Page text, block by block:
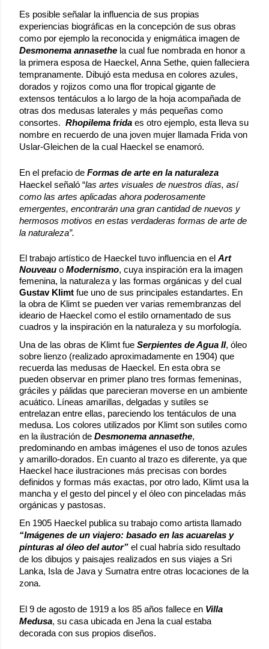
Es posible señalar la influencia de sus propias
experiencias biográficas en la concepción de sus obras
Desmonema annasethe la cual fue nombrada en honor a
la primera esposa de Haeckel, Anna Sethe, quien falleciera
tempranamente. Dibujó esta medusa en colores azules,
dorados y rojizos como una flor tropical gigante de
extensos tentáculos a lo largo de la hoja acompañada de
otras dos medusas laterales y más pequeñas como
consortes. Rhopilema frida es otro ejemplo, esta lleva su
nombre en recuerdo de una joven mujer llamada Frida von
Uslar-Gleichen de la cual Haeckel se enamoró.
En el prefacio de Formas de arte en la naturaleza
Haeckel señaló “las artes visuales de nuestros días, así
como las artes aplicadas ahora poderosamente
emergentes, encontrarán una gran cantidad de nuevos y
hermosos motivos en estas verdaderas formas de arte de
la naturaleza”.
El trabajo artístico de Haeckel tuvo influencia en el Art
Nouveau o Modernismo, cuya inspiración era la imagen
Gustav Klimt fue uno de sus principales estandartes. En
la obra de Klimt se pueden ver varias remembranzas del
ideario de Haeckel como el estilo ornamentado de sus
cuadros y la inspiración en la naturaleza y su morfología.
Una de las obras de Klimt fue Serpientes de Agua II, óleo
sobre lienzo (realizado aproximadamente en 1904) que
recuerda las medusas de Haeckel. En esta obra se
pueden observar en primer plano tres formas femeninas,
gráciles y pálidas que parecieran moverse en un ambiente
acuático. Líneas amarillas, delgadas y sutiles se
entrelazan entre ellas, pareciendo los tentáculos de una
medusa. Los colores utilizados por Klimt son sutiles como
en la ilustración de Desmonema annasethe,
predominando en ambas imágenes el uso de tonos azules
y amarillo-dorados. En cuanto al trazo es diferente, ya que
Haeckel hace ilustraciones más precisas con bordes
definidos y formas más exactas, por otro lado, Klimt usa la
mancha y el gesto del pincel y el óleo con pinceladas más
orgánicas y pastosas.
“Imágenes de un viajero: basado en las acuarelas y
pinturas al óleo del autor” el cual habría sido resultado
de los dibujos y paisajes realizados en sus viajes a Sri
Lanka, Isla de Java y Sumatra entre otras locaciones de la
zona.
El 9 de agosto de 1919 a los 85 años fallece en Villa
Medusa, su casa ubicada en Jena la cual estaba
decorada con sus propios diseños.